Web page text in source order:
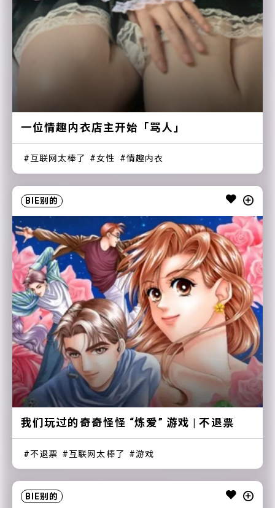
一位情趣内衣店主开始「骂人」
互联网太棒了 女性 情趣内衣
BIE别的
我们玩过的奇奇怪怪 “炼爱” 游戏 | 不退票
不退票 互联网太棒了 游戏
BIE别的